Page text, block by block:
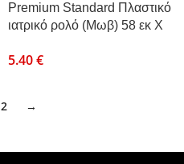
Premium Standard Πλαστικό
ιατρικό ρολό (Μωβ) 58 εκ Χ
5.40€
2 →